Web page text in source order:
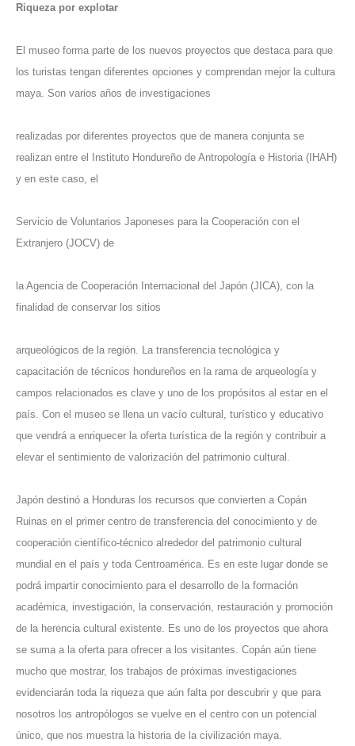
Riqueza por explotar
El museo forma parte de los nuevos proyectos que destaca para que
los turistas tengan diferentes opciones y comprendan mejor la cultura
maya. Son varios años de investigaciones
realizadas por diferentes proyectos que de manera conjunta se
realizan entre el Instituto Hondureño de Antropología e Historia (IHAH)
y en este caso, el
Servicio de Voluntarios Japoneses para la Cooperación con el
Extranjero (JOCV) de
la Agencia de Cooperación Internacional del Japón (JICA), con la
finalidad de conservar los sitios
arqueológicos de la región. La transferencia tecnológica y
capacitación de técnicos hondureños en la rama de arqueología y
campos relacionados es clave y uno de los propósitos al estar en el
país. Con el museo se llena un vacío cultural, turístico y educativo
que vendrá a enriquecer la oferta turística de la región y contribuir a
elevar el sentimiento de valorización del patrimonio cultural.
Japón destinó a Honduras los recursos que convierten a Copán
Ruinas en el primer centro de transferencia del conocimiento y de
cooperación científico-técnico alrededor del patrimonio cultural
mundial en el país y toda Centroamérica. Es en este lugar donde se
podrá impartir conocimiento para el desarrollo de la formación
académica, investigación, la conservación, restauración y promoción
de la herencia cultural existente. Es uno de los proyectos que ahora
se suma a la oferta para ofrecer a los visitantes. Copán aún tiene
mucho que mostrar, los trabajos de próximas investigaciones
evidenciarán toda la riqueza que aún falta por descubrir y que para
nosotros los antropólogos se vuelve en el centro con un potencial
único, que nos muestra la historia de la civilización maya.